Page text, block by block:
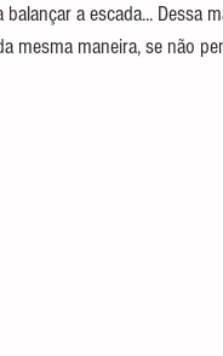
a escada... Dessa
mesma maneira, se não